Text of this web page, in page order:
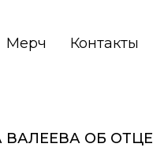
Мерч Контакты
ОБ ОТЦЕ